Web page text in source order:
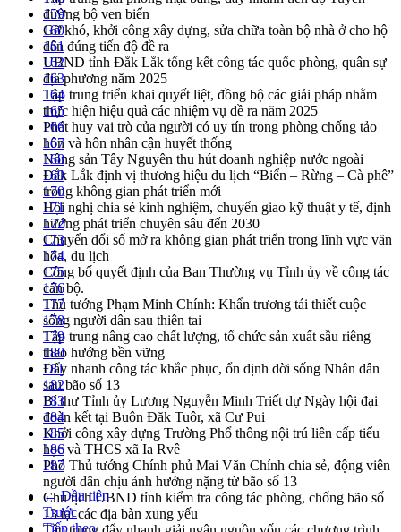
đường bộ ven biển
Gỡ khó, khởi công xây dựng, sửa chữa toàn bộ nhà ở cho hộ
dân đúng tiến độ đề ra
UBND tỉnh Đắk Lắk tổng kết công tác quốc phòng, quân sự
địa phương năm 2025
Tập trung triển khai quyết liệt, đồng bộ các giải pháp nhằm
thực hiện hiệu quả các nhiệm vụ đề ra năm 2025
Phát huy vai trò của người có uy tín trong phòng chống tảo
hôn và hôn nhân cận huyết thống
Nông sản Tây Nguyên thu hút doanh nghiệp nước ngoài
Đắk Lắk định vị thương hiệu du lịch “Biển – Rừng – Cà phê”
trong không gian phát triển mới
Hội nghị chia sẻ kinh nghiệm, chuyển giao kỹ thuật y tế, định
hướng phát triển chuyên sâu đến 2030
Chuyển đổi số mở ra không gian phát triển trong lĩnh vực văn
hóa, du lịch
Công bố quyết định của Ban Thường vụ Tỉnh ủy về công tác
cán bộ.
Thủ tướng Phạm Minh Chính: Khẩn trương tái thiết cuộc
sống người dân sau thiên tai
Tập trung nâng cao chất lượng, tổ chức sản xuất sầu riêng
theo hướng bền vững
Đẩy nhanh công tác khắc phục, ổn định đời sống Nhân dân
sau bão số 13
Bí thư Tỉnh ủy Lương Nguyễn Minh Triết dự Ngày hội đại
đoàn kết tại Buôn Đăk Tuôr, xã Cư Pui
Khởi công xây dựng Trường Phổ thông nội trú liên cấp tiểu
học và THCS xã Ia Rvê
Phó Thủ tướng Chính phủ Mai Văn Chính chia sẻ, động viên
người dân chịu ảnh hưởng nặng từ bão số 13
Chủ tịch UBND tỉnh kiểm tra công tác phòng, chống bão số
13 tại các địa bàn xung yếu
159
160
161
162
163
164
165
166
167
168
169
170
171
172
173
174
175
176
177
178
179
180
181
182
183
184
185
186
187
← Đầu tiên
Trước
Tiếp theo